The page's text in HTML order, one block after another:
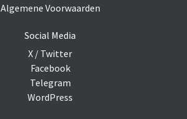
Algemene Voorwaarden
Social Media
X / Twitter
Facebook
Telegram
WordPress